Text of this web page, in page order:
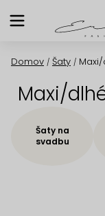
na
Domov / Šaty /
Maxi/
Šaty na
svadbu